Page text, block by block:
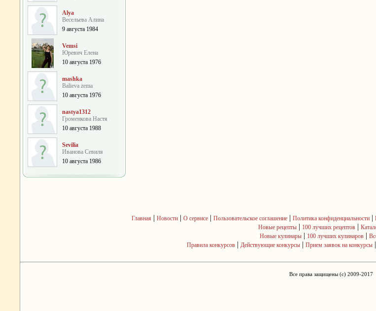
Alya
Весельева Алина
9 августа 1984
Vemsi
Юревич Елена
10 августа 1976
mashka
Balieva zema
10 августа 1976
nastya1312
Громенкова Настя
10 августа 1988
Sevilia
Иванова Севиля
10 августа 1986
Главная | Новости| О сервисе| Пользовательское соглашение| Политика конфиденциальности|
Новые рецепты | 100 лучших рецептов |
Новые кулинары| 100 лучших кулинаров|
Правила конкурсов | Действующие конкурсы | Прием заявок на конкурсы |
Все права защищены (c) 2009-2017